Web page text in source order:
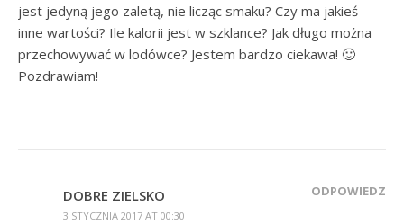
jest jedyną jego zaletą, nie licząc smaku? Czy ma jakieś
inne wartości? Ile kalorii jest w szklance? Jak długo można
przechowywać w lodówce? Jestem bardzo ciekawa! 🙂
Pozdrawiam!
DOBRE ZIELSKO
3 STYCZNIA 2017 AT 00:30
ODPOWIEDZ